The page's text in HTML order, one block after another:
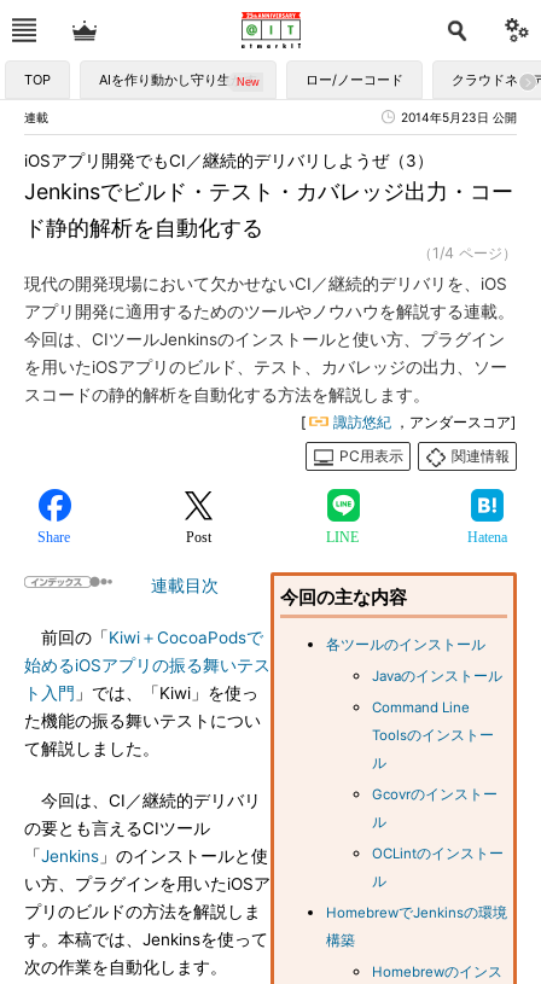
TOP AIを作り動かし守り生かす ロー/ノーコード クラウドネイ
連載 2014年5月23日 公開
Jenkinsでビルド・テスト・カバレッジ出力・コー
ド静的解析を自動化する
iOSアプリ開発でもCI／継続的デリバリしようぜ（3）
（1/4 ページ）
現代の開発現場において欠かせないCI／継続的デリバリを、iOS
アプリ開発に適用するためのツールやノウハウを解説する連載。
今回は、CIツールJenkinsのインストールと使い方、プラグイン
を用いたiOSアプリのビルド、テスト、カバレッジの出力、ソー
スコードの静的解析を自動化する方法を解説します。
[ 諏訪悠紀 ，アンダースコア]
PC用表示
関連情報
Share Post LINE Hatena
今回の主な内容
各ツールのインストール
Javaのインストール
Command Line
Toolsのインストー
ル
Gcovrのインストー
ル
OCLintのインストー
ル
HomebrewでJenkinsの環境
構築
Homebrewのインス
連載目次
前回の「Kiwi＋CocoaPodsで
始めるiOSアプリの振る舞いテス
ト入門 」では、「Kiwi」を使っ
た機能の振る舞いテストについ
て解説しました。
今回は、CI／継続的デリバリ
の要とも言えるCIツール
「Jenkins 」のインストールと使
い方、プラグインを用いたiOSア
プリのビルドの方法を解説しま
す。本稿では、Jenkinsを使って
次の作業を自動化します。